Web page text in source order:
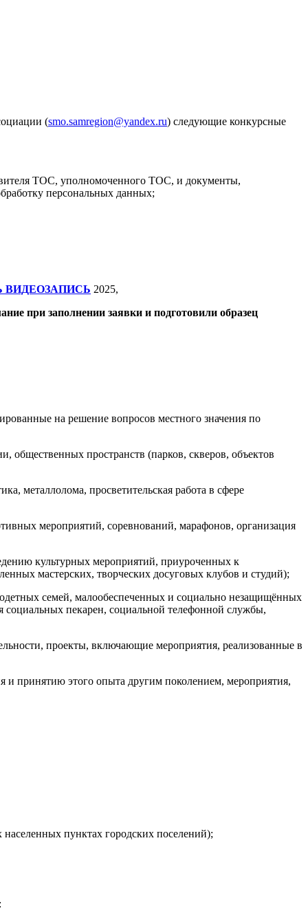
(smo.samregion@yandex.ru) следующие конкурсные
ТОС, уполномоченного ТОС, и документы,
персональных данных;
ВИДЕОЗАПИСЬ 2025,
при заполнении заявки и подготовили образец
на решение вопросов местного значения по
общественных пространств (парков, скверов, объектов
металлолома, просветительская работа в сфере
мероприятий, соревнований, марафонов, организация
культурных мероприятий, приуроченных к
мастерских, творческих досуговых клубов и студий);
семей, малообеспеченных и социально незащищённых
социальных пекарен, социальной телефонной службы,
проекты, включающие мероприятия, реализованные в
и принятию этого опыта другим поколением, мероприятия,
пунктах городских поселений);